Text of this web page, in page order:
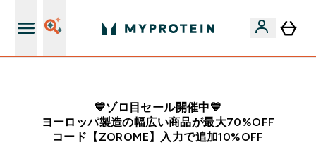
💙ゾロ目セール開催中💙
ヨーロッパ製造の幅広い商品が最大70%OFF
コード【ZOROME】入力で追加10%OFF